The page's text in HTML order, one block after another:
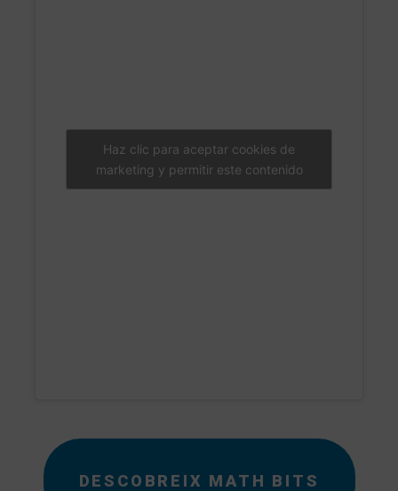
Haz clic para aceptar cookies de
marketing y permitir este contenido
DESCOBREIX MATH BITS